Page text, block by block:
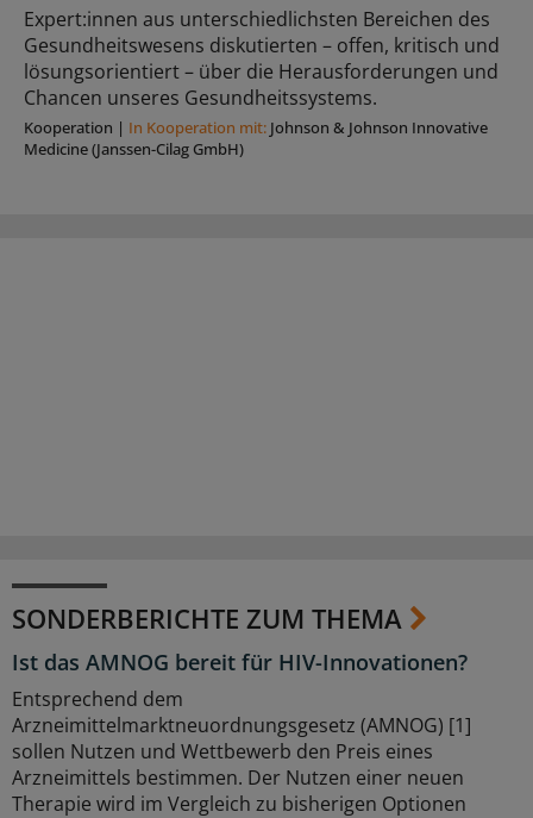
Expert:innen aus unterschiedlichsten Bereichen des
Gesundheitswesens diskutierten – offen, kritisch und
lösungsorientiert – über die Herausforderungen und
Chancen unseres Gesundheitssystems.
Kooperation | In Kooperation mit: Johnson & Johnson Innovative
Medicine (Janssen-Cilag GmbH)
SONDERBERICHTE ZUM THEMA
Ist das AMNOG bereit für HIV-Innovationen?
Entsprechend dem
Arzneimittelmarktneuordnungsgesetz (AMNOG) [1]
sollen Nutzen und Wettbewerb den Preis eines
Arzneimittels bestimmen. Der Nutzen einer neuen
Therapie wird im Vergleich zu bisherigen Optionen